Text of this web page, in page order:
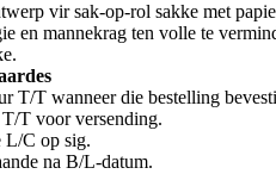
vir sak-op-rol sakke met
en mannekrag ten volle te
T/T wanneer die bestelling
T voor versending.
L/C op sig.
na B/L-datum.